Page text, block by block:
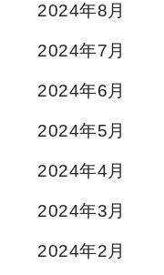
2024年8月
2024年7月
2024年6月
2024年5月
2024年4月
2024年3月
2024年2月